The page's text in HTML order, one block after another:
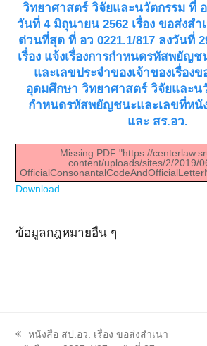
วิทยาศาสตร์ วิจัยและนวัตกรรม ที่ อ
วันที่ 4 มิถุนายน 2562 เรื่อง ขอส่งส
ด่วนที่สุด ที่ อว 0221.1/817 ลงวันที่
เรื่อง แจ้งเรื่องการกำหนดรหัสพยัญช
และเลขประจำของเจ้าของเรื่องข
อุดมศึกษา วิทยาศาสตร์ วิจัยและน
กำหนดรหัสพยัญชนะและเลขที่หนั
และ สร.อว.
Missing PDF "https://
content/uploads/sites/2/2019/
Download
ข้อมูลกฎหมายอื่น ๆ
previous
หนังสือ สป.อว. เรื่อง ขอส่งสำเนา